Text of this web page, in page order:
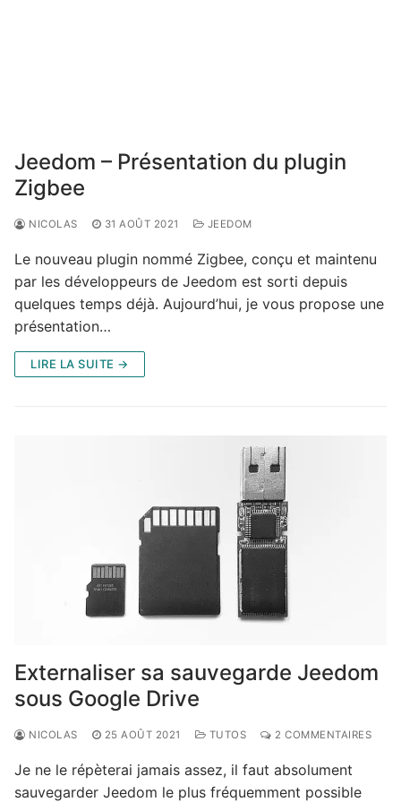
Jeedom – Présentation du plugin
Zigbee
NICOLAS 31 AOÛT 2021 JEEDOM
Le nouveau plugin nommé Zigbee, conçu et maintenu
par les développeurs de Jeedom est sorti depuis
quelques temps déjà. Aujourd’hui, je vous propose une
présentation…
LIRE LA SUITE →
Externaliser sa sauvegarde Jeedom
sous Google Drive
NICOLAS 25 AOÛT 2021 TUTOS 2 COMMENTAIRES
Je ne le répèterai jamais assez, il faut absolument
sauvegarder Jeedom le plus fréquemment possible